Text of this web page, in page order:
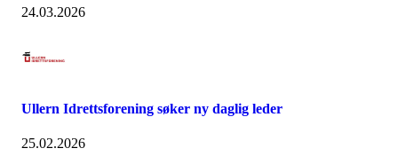
24.03.2026
Ullern Idrettsforening søker ny daglig leder
25.02.2026